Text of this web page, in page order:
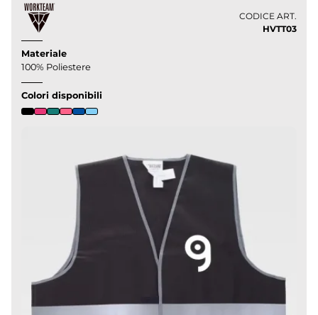
CODICE ART.
HVTT03
Materiale
100% Poliestere
Colori disponibili